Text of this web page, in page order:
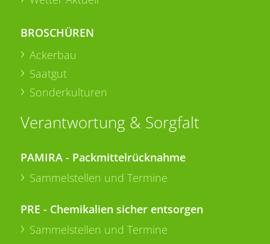
BROSCHÜREN
Ackerbau
Saatgut
Sonderkulturen
Verantwortung & Sorgfalt
PAMIRA - Packmittelrücknahme
Sammelstellen und Termine
PRE - Chemikalien sicher entsorgen
Sammelstellen und Termine